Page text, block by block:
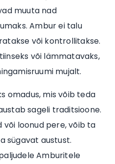
muuta nad
Ambur ei talu
või kontrollitakse.
või lämmatavaks,
mujalt.
omadus, mis võib teda
sageli traditsioone.
või loonud pere, võib ta
sügavat austust.
Amburitele